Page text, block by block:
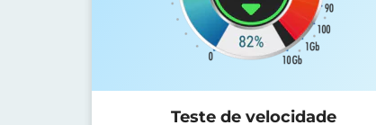
Teste de velocidade